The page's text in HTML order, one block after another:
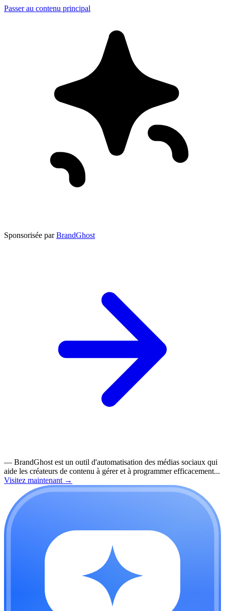
Passer au contenu principal
Sponsorisée par BrandGhost
— BrandGhost est un outil d'automatisation des médias sociaux qui
aide les créateurs de contenu à gérer et à programmer efficacement...
Visitez maintenant →